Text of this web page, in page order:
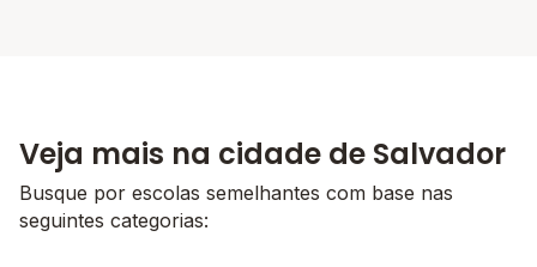
Veja mais na cidade de Salvador
Busque por escolas semelhantes com base nas
seguintes categorias: